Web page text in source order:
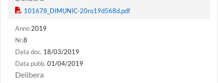
Anno 2019
Nr.8
Data doc. 18/03/2019
Data pubb. 01/04/2019
Delibera